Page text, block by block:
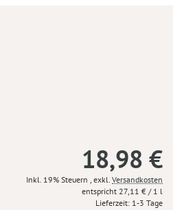
18,98 €
Inkl. 19% Steuern , exkl. Versandkosten
27,11 € / 1 l
Lieferzeit 1-3 Tage